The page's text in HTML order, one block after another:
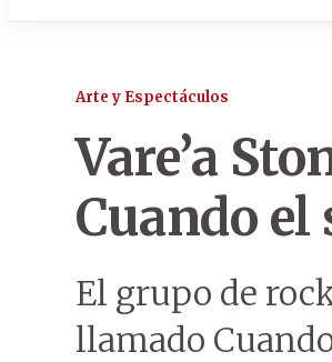
Arte y Espectáculos
Vare’a
Cuando el
El grupo de
llamado